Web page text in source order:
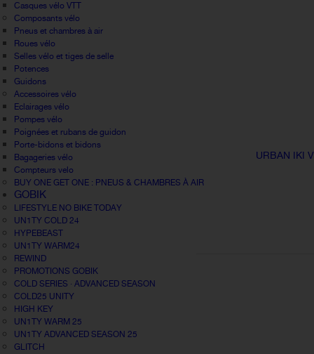
Casques vélo VTT
Composants vélo
Pneus et chambres à air
Roues vélo
Selles vélo et tiges de selle
Potences
Guidons
Accessoires vélo
Eclairages vélo
Pompes vélo
Poignées et rubans de guidon
Porte-bidons et bidons
Bagageries vélo
Compteurs velo
BUY ONE GET ONE : PNEUS & CHAMBRES À AIR
GOBIK
LIFESTYLE NO BIKE TODAY
UN1TY COLD 24
HYPEBEAST
UN1TY WARM24
REWIND
PROMOTIONS GOBIK
COLD SERIES · ADVANCED SEASON
COLD25 UNITY
HIGH KEY
UN1TY WARM 25
UN1TY ADVANCED SEASON 25
GLITCH
URBAN IKI